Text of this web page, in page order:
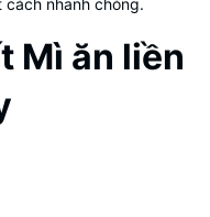
cách nhanh chóng.
Mì ăn liền